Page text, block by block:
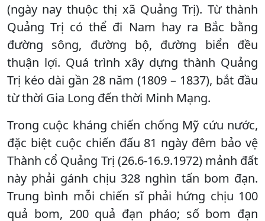
(ngày nay thuộc thị xã Quảng Trị). Từ thành
Quảng Trị có thể đi Nam hay ra Bắc bằng
đường sông, đường bộ, đường biển đều
thuận lợi. Quá trình xây dựng thành Quảng
Trị kéo dài gần 28 năm (1809 – 1837), bắt đầu
từ thời Gia Long đến thời Minh Mạng.
Trong cuộc kháng chiến chống Mỹ cứu nước,
đặc biệt cuộc chiến đấu 81 ngày đêm bảo vệ
Thành cổ Quảng Trị (26.6-16.9.1972) mảnh đất
này phải gánh chịu 328 nghìn tấn bom đạn.
Trung bình mỗi chiến sĩ phải hứng chịu 100
quả bom, 200 quả đạn pháo; số bom đạn